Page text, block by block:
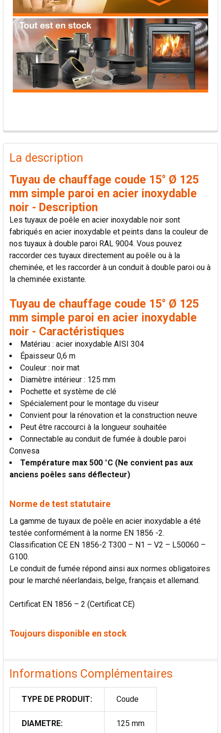
PRODUITS
FRÉQUEMMENT
ACHETÉS
TOUT
SÉLECTIONNER
AJOUTER
LA
SÉLECTION
AU PANIER
La description
Tuyau de chauffage coude 15° Ø 125
mm simple paroi en acier inoxydable
noir - Description
Les tuyaux de poêle en acier inoxydable noir sont
fabriqués en acier inoxydable et peints dans la couleur de
nos tuyaux à double paroi RAL 9004. Vous pouvez
raccorder ces tuyaux directement au poêle ou à la
cheminée, et les raccorder à un conduit à double paroi ou à
la cheminée existante.
Tuyau de chauffage coude 15° Ø 125
mm simple paroi en acier inoxydable
noir - Caractéristiques
Matériau : acier inoxydable AISI 304
Épaisseur 0,6 m
Couleur : noir mat
Diamètre intérieur : 125 mm
Pochette et système de clé
Spécialement pour le montage du viseur
Convient pour la rénovation et la construction neuve
Peut être raccourci à la longueur souhaitée
Connectable au conduit de fumée à double paroi
Convesa
Température max 500 °C (Ne convient pas aux
anciens poêles sans déflecteur)
Norme de test statutaire
La gamme de tuyaux de poêle en acier inoxydable a été
testée conformément à la norme EN 1856 -2.
Classification CE EN 1856-2 T300 – N1 – V2 – L50060 –
G100.
Le conduit de fumée répond ainsi aux normes obligatoires
pour le marché néerlandais, belge, français et allemand.
Certificat EN 1856 – 2 (Certificat CE)
Toujours disponible en stock
Informations Complémentaires
TYPE DE PRODUIT: Coude
DIAMETRE: 125 mm